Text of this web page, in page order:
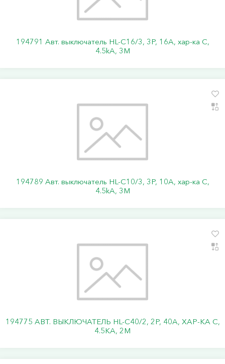
194791 Авт. выключатель HL-C16/3, 3P, 16A, хар-ка C,
4.5kA, 3M
194789 Авт. выключатель HL-C10/3, 3P, 10A, хар-ка C,
4.5kA, 3M
194775 АВТ. ВЫКЛЮЧАТЕЛЬ HL-C40/2, 2P, 40A, ХАР-КА C,
4.5KA, 2M